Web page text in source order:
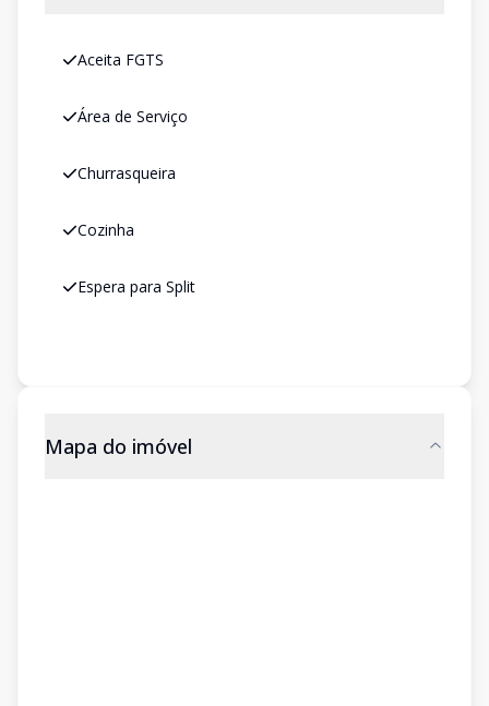
Aceita FGTS
Área de Serviço
Churrasqueira
Cozinha
Espera para Split
Mapa do imóvel